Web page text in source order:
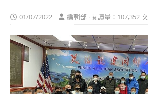
01/07/2022 編輯部 · 閱讀量：107,352 次